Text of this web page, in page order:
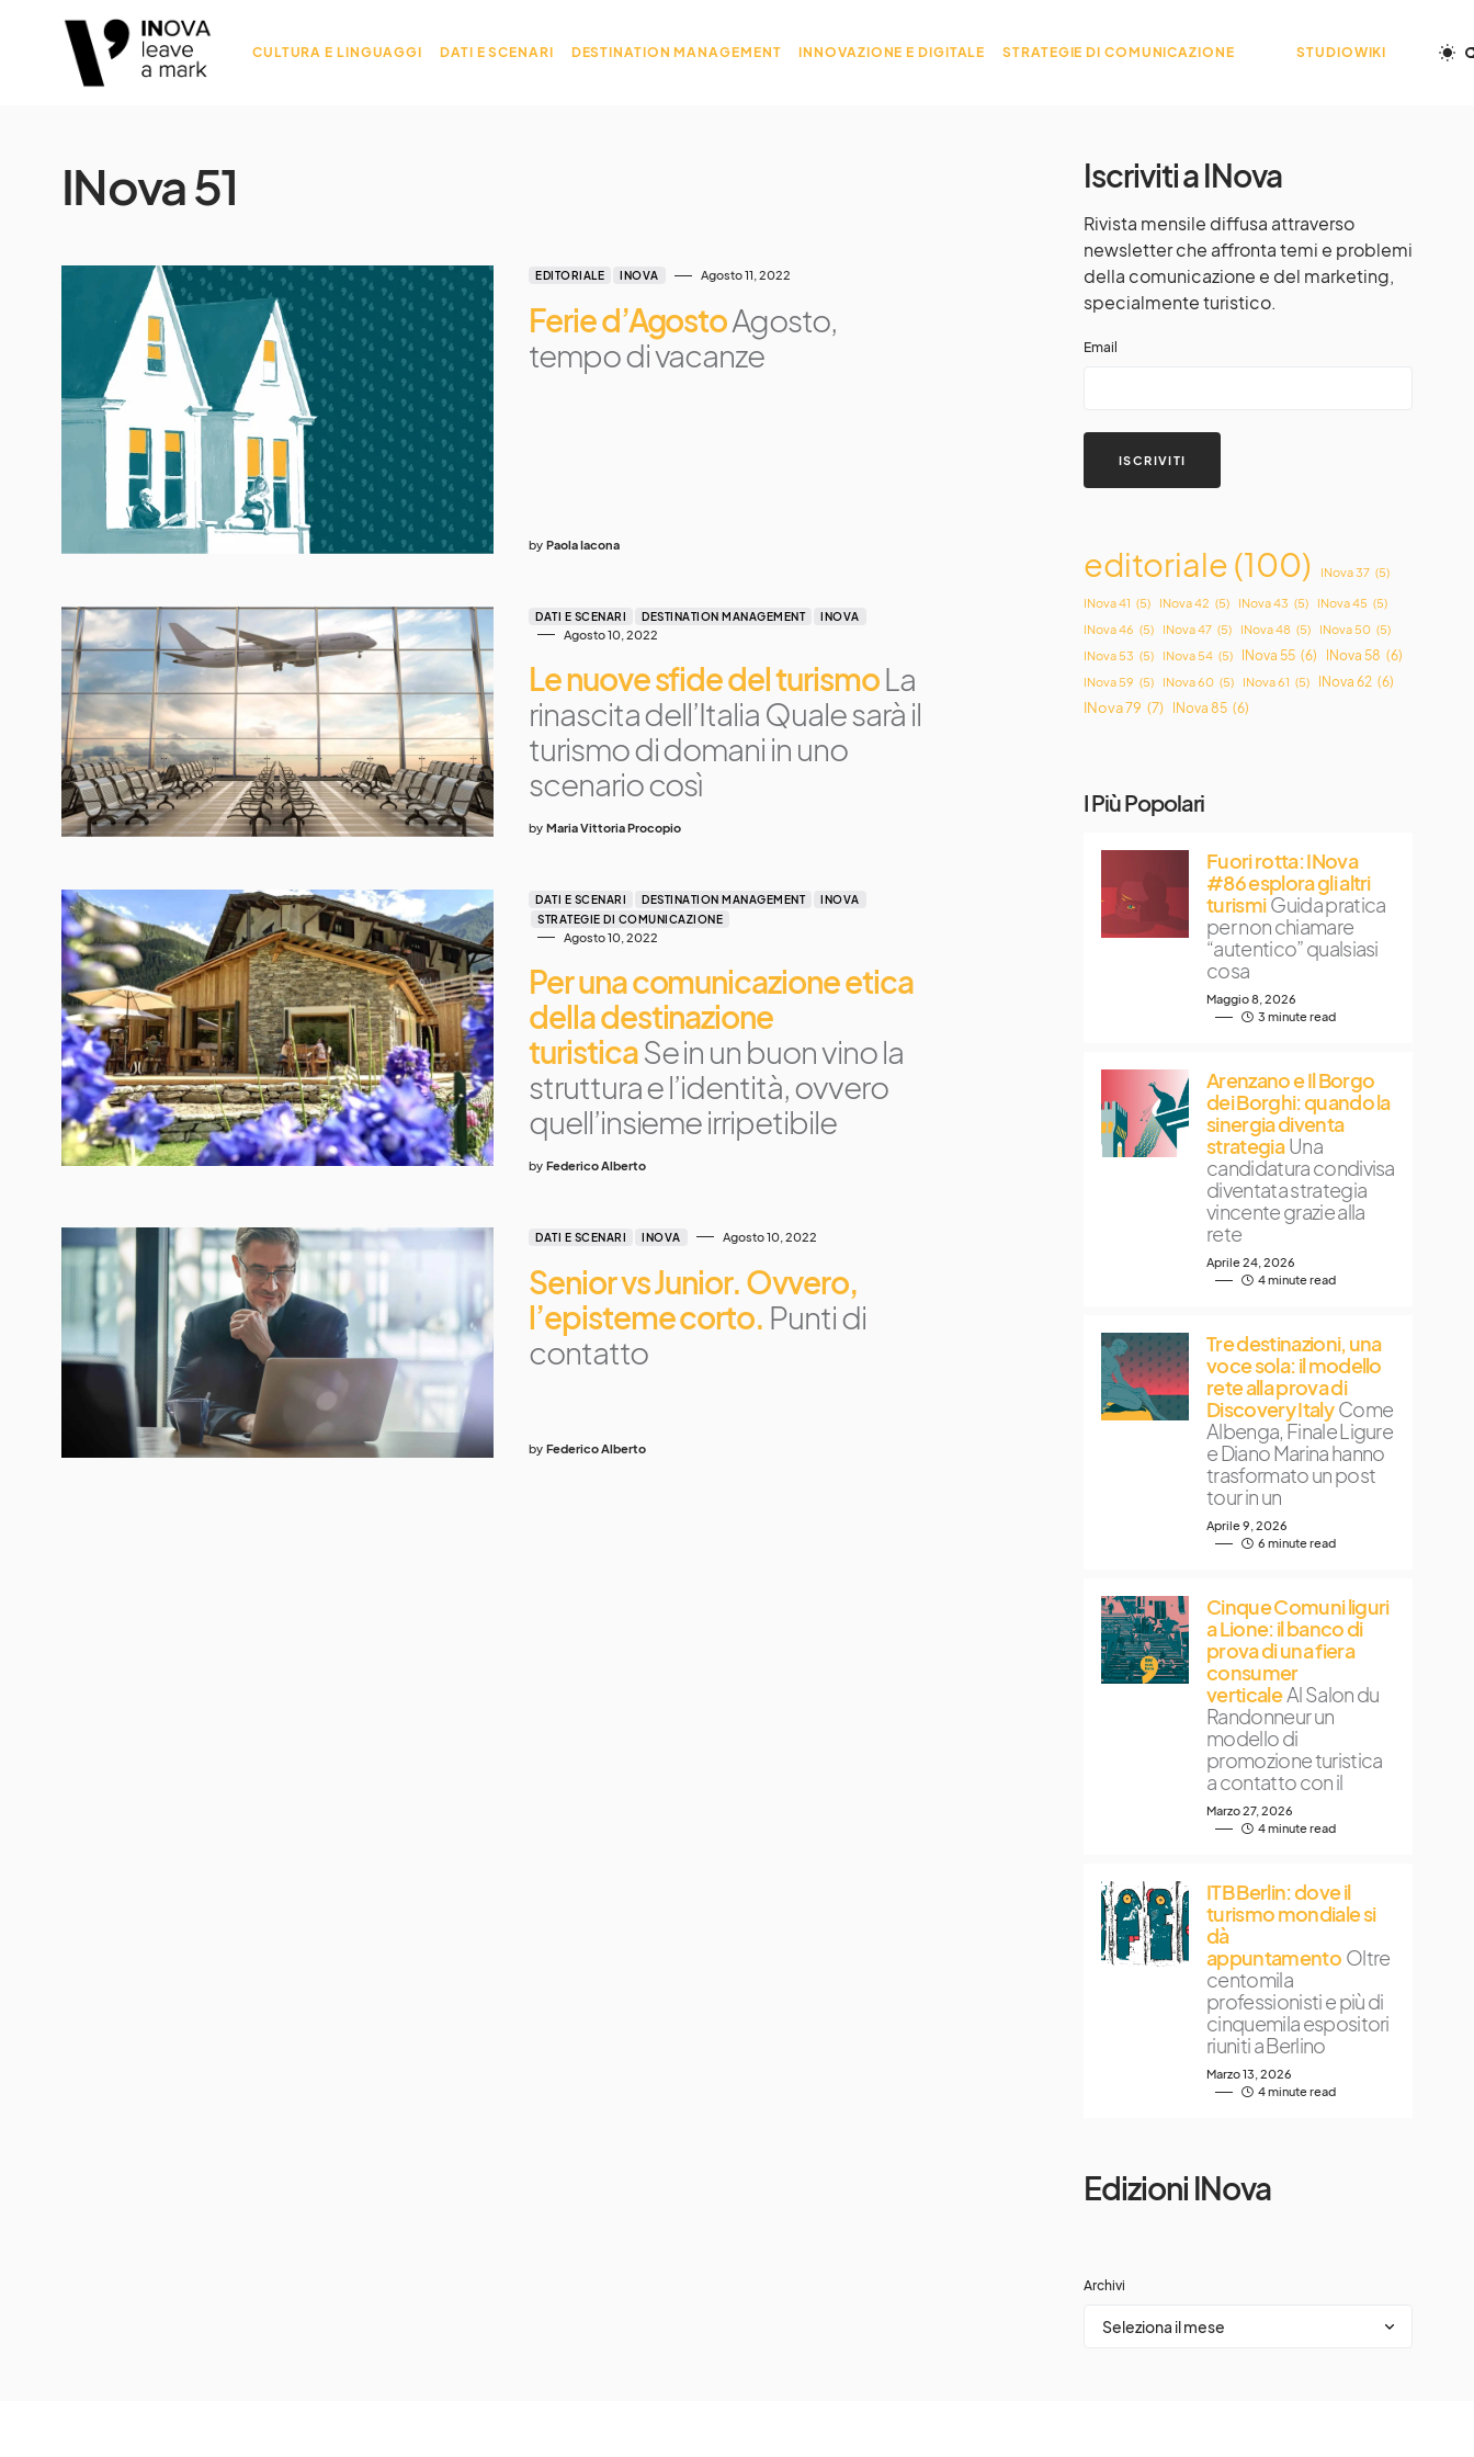
CULTURA E LINGUAGGI DATI E SCENARI DESTINATION MANAGEMENT INNOVAZIONE E DIGITALE STRATEGIE DI COMUNICAZIONE STUDIOWIKI
INova 51
EDITORIALE INOVA Agosto 11, 2022
Ferie d’AgostoAgosto,
tempo di vacanze
by Paola Iacona
DATI E SCENARI DESTINATION MANAGEMENT INOVA
Agosto 10, 2022
Le nuove sfide del turismoLa
rinascita dell’Italia Quale sarà il
turismo di domani in uno
scenario così
by Maria Vittoria Procopio
DATI E SCENARI DESTINATION MANAGEMENT
INOVA
STRATEGIE DI COMUNICAZIONE
Agosto 10, 2022
Per una comunicazione etica
della destinazione
turisticaSe in un buon vino la
struttura e l’identità, ovvero
quell’insieme irripetibile
by Federico Alberto
DATI E SCENARI INOVA Agosto 10, 2022
Senior vs Junior. Ovvero,
l’episteme corto. Punti di
contatto
by Federico Alberto
Iscriviti a INova
Rivista mensile diffusa attraverso
newsletter che affronta temi e problemi
della comunicazione e del marketing,
specialmente turistico.
Email
editoriale(100) INova 37 (5)
INova 41 (5) INova 42 (5) INova 43 (5) INova 45 (5)
INova 46 (5) INova 47 (5) INova 48 (5) INova 50 (5)
INova 53 (5) INova 54 (5) INova 55 (6) INova 58 (6)
INova 59 (5) INova 60 (5) INova 61 (5) INova 62 (6)
INova 79 (7) INova 85 (6)
I Più Popolari
Fuori rotta: INova
#86 esplora gli altri
turismi Guida pratica
per non chiamare
“autentico” qualsiasi
cosa
Maggio 8, 2026
3 minute read
Arenzano e Il Borgo
dei Borghi: quando la
sinergia diventa
strategia Una
candidatura condivisa
diventata strategia
vincente grazie alla
rete
Aprile 24, 2026
4 minute read
Tre destinazioni, una
voce sola: il modello
rete alla prova di
Discovery Italy Come
Albenga, Finale Ligure
e Diano Marina hanno
trasformato un post
tour in un
Aprile 9, 2026
6 minute read
Cinque Comuni liguri
a Lione: il banco di
prova di una fiera
consumer
verticale Al Salon du
Randonneur un
modello di
promozione turistica
a contatto con il
Marzo 27, 2026
4 minute read
ITB Berlin: dove il
turismo mondiale si
dà
appuntamento Oltre
centomila
professionisti e più di
cinquemila espositori
riuniti a Berlino
Marzo 13, 2026
4 minute read
Edizioni INova
Archivi